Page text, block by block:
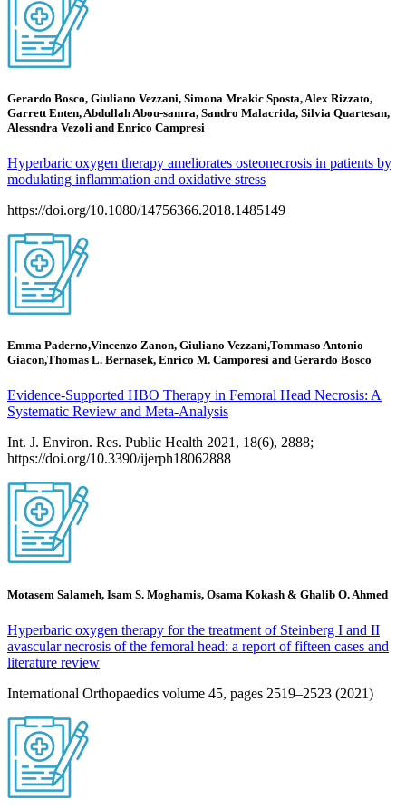
Gerardo Bosco, Giuliano Vezzani, Simona Mrakic Sposta, Alex Rizzato,
Garrett Enten, Abdullah Abou-samra, Sandro Malacrida, Silvia Quartesan,
Alessndra Vezoli and Enrico Campresi
Hyperbaric oxygen therapy ameliorates osteonecrosis in patients by
modulating inflammation and oxidative stress
https://doi.org/10.1080/14756366.2018.1485149
Emma Paderno,Vincenzo Zanon, Giuliano Vezzani,Tommaso Antonio
Giacon,Thomas L. Bernasek, Enrico M. Camporesi and Gerardo Bosco
Evidence-Supported HBO Therapy in Femoral Head Necrosis: A
Systematic Review and Meta-Analysis
Int. J. Environ. Res. Public Health 2021, 18(6), 2888;
https://doi.org/10.3390/ijerph18062888
Motasem Salameh, Isam S. Moghamis, Osama Kokash & Ghalib O. Ahmed
Hyperbaric oxygen therapy for the treatment of Steinberg I and II
avascular necrosis of the femoral head: a report of fifteen cases and
literature review
International Orthopaedics volume 45, pages 2519–2523 (2021)